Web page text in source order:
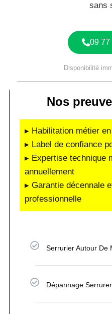
sans
09 77
Disponibilité
Nos
▸ Habilitation métier
▸ Label de confiance
▸ Expertise technique
annuellement
▸ Garantie décennale
professionnelle
Serrurier Autour De
Dépannage